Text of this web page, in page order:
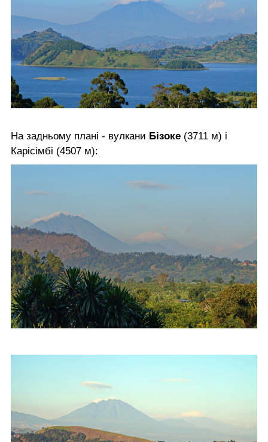
На задньому плані - вулкани Бізоке (3711 м) і
Карісімбі (4507 м):